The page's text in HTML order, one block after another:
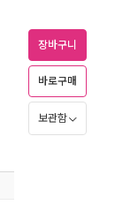
장바구니
바로구매
보관함